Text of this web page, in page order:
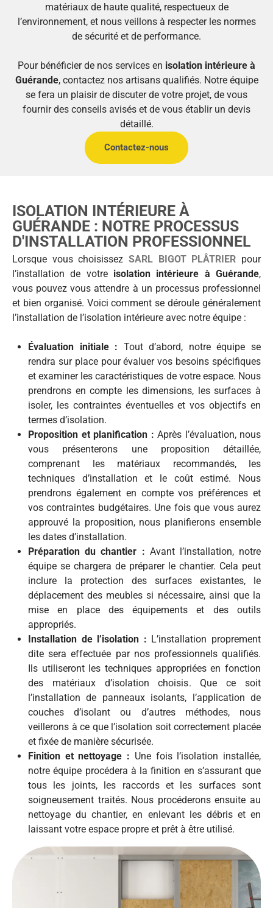
matériaux de haute qualité, respectueux de
l’environnement, et nous veillons à respecter les normes
de sécurité et de performance.
Pour bénéficier de nos services en isolation intérieure à
Guérande, contactez nos artisans qualifiés. Notre équipe
se fera un plaisir de discuter de votre projet, de vous
fournir des conseils avisés et de vous établir un devis
détaillé.
Contactez-nous
ISOLATION INTÉRIEURE À
GUÉRANDE : NOTRE PROCESSUS
D'INSTALLATION PROFESSIONNEL
Lorsque vous choisissez SARL BIGOT PLÂTRIER pour
l’installation de votre isolation intérieure à Guérande,
vous pouvez vous attendre à un processus professionnel
et bien organisé. Voici comment se déroule généralement
l’installation de l’isolation intérieure avec notre équipe :
Évaluation initiale : Tout d’abord, notre équipe se
rendra sur place pour évaluer vos besoins spécifiques
et examiner les caractéristiques de votre espace. Nous
prendrons en compte les dimensions, les surfaces à
isoler, les contraintes éventuelles et vos objectifs en
termes d’isolation.
Proposition et planification : Après l’évaluation, nous
vous présenterons une proposition détaillée,
comprenant les matériaux recommandés, les
techniques d’installation et le coût estimé. Nous
prendrons également en compte vos préférences et
vos contraintes budgétaires. Une fois que vous aurez
approuvé la proposition, nous planifierons ensemble
les dates d’installation.
Préparation du chantier : Avant l’installation, notre
équipe se chargera de préparer le chantier. Cela peut
inclure la protection des surfaces existantes, le
déplacement des meubles si nécessaire, ainsi que la
mise en place des équipements et des outils
appropriés.
Installation de l’isolation : L’installation proprement
dite sera effectuée par nos professionnels qualifiés.
Ils utiliseront les techniques appropriées en fonction
des matériaux d’isolation choisis. Que ce soit
l’installation de panneaux isolants, l’application de
couches d’isolant ou d’autres méthodes, nous
veillerons à ce que l’isolation soit correctement placée
et fixée de manière sécurisée.
Finition et nettoyage : Une fois l’isolation installée,
notre équipe procédera à la finition en s’assurant que
tous les joints, les raccords et les surfaces sont
soigneusement traités. Nous procéderons ensuite au
nettoyage du chantier, en enlevant les débris et en
laissant votre espace propre et prêt à être utilisé.